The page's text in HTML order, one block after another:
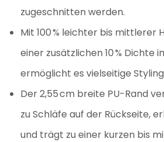
zugeschnitten werden.
Mit 100 % leichter bis mittlerer
einer zusätzlichen 10 % Dichte
ermöglicht es vielseitige
Der 2,55 cm breite PU-Rand
zu Schläfe auf der Rückseite,
und trägt zu einer kurzen bis